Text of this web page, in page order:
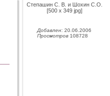
Степашин С. В. и Шохин С.О.
[500 x 349 jpg]
Добавлен: 20.06.2006
Просмотров 108728